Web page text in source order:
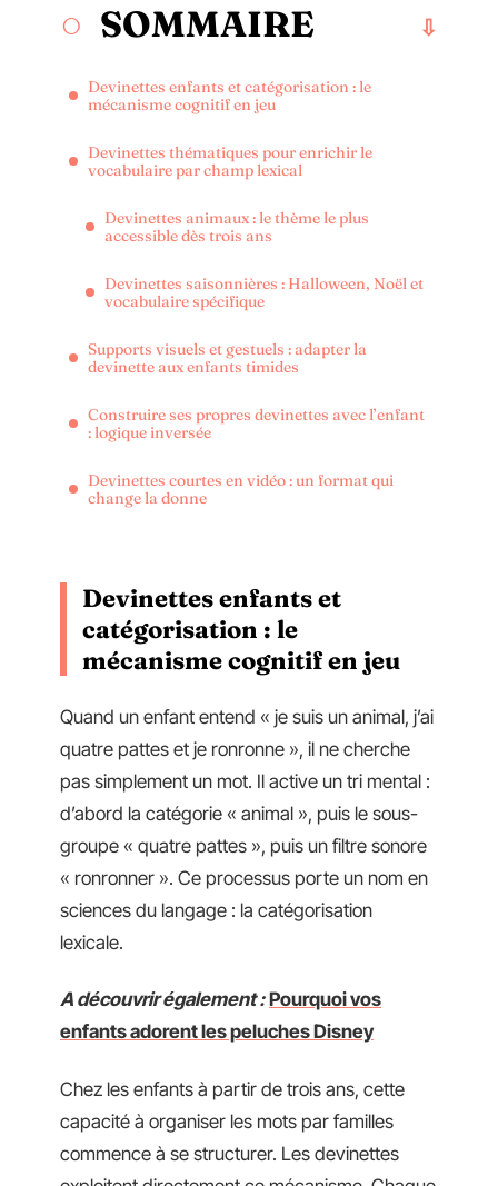
SOMMAIRE
Devinettes enfants et catégorisation : le
mécanisme cognitif en jeu
Devinettes thématiques pour enrichir le
vocabulaire par champ lexical
Devinettes animaux : le thème le plus
accessible dès trois ans
Devinettes saisonnières : Halloween, Noël et
vocabulaire spécifique
Supports visuels et gestuels : adapter la
devinette aux enfants timides
Construire ses propres devinettes avec l’enfant
: logique inversée
Devinettes courtes en vidéo : un format qui
change la donne
Devinettes enfants et
catégorisation : le
mécanisme cognitif en jeu
Quand un enfant entend « je suis un animal, j’ai
quatre pattes et je ronronne », il ne cherche
pas simplement un mot. Il active un tri mental :
d’abord la catégorie « animal », puis le sous-
groupe « quatre pattes », puis un filtre sonore
« ronronner ». Ce processus porte un nom en
sciences du langage : la catégorisation
lexicale.
A découvrir également : Pourquoi vos
enfants adorent les peluches Disney
Chez les enfants à partir de trois ans, cette
capacité à organiser les mots par familles
commence à se structurer. Les devinettes